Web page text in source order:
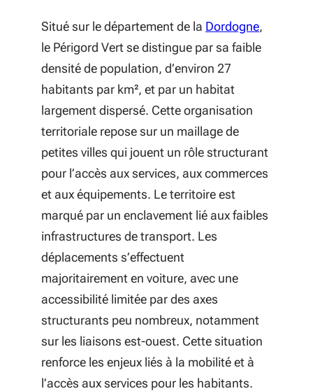
Situé sur le département de la Dordogne,
le Périgord Vert se distingue par sa faible
densité de population, d’environ 27
habitants par km², et par un habitat
largement dispersé. Cette organisation
territoriale repose sur un maillage de
petites villes qui jouent un rôle structurant
pour l’accès aux services, aux commerces
et aux équipements. Le territoire est
marqué par un enclavement lié aux faibles
infrastructures de transport. Les
déplacements s’effectuent
majoritairement en voiture, avec une
accessibilité limitée par des axes
structurants peu nombreux, notamment
sur les liaisons est-ouest. Cette situation
renforce les enjeux liés à la mobilité et à
l’accès aux services pour les habitants.